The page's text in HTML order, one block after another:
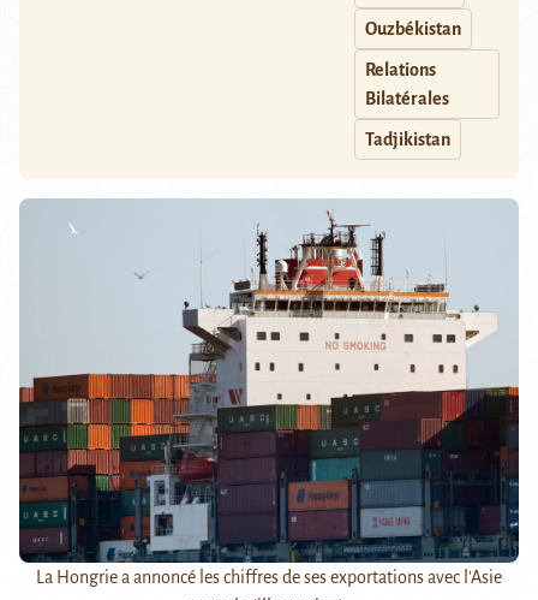
Ouzbékistan
Relations
Bilatérales
Tadjikistan
La Hongrie a annoncé les chiffres de ses exportations avec l'Asie